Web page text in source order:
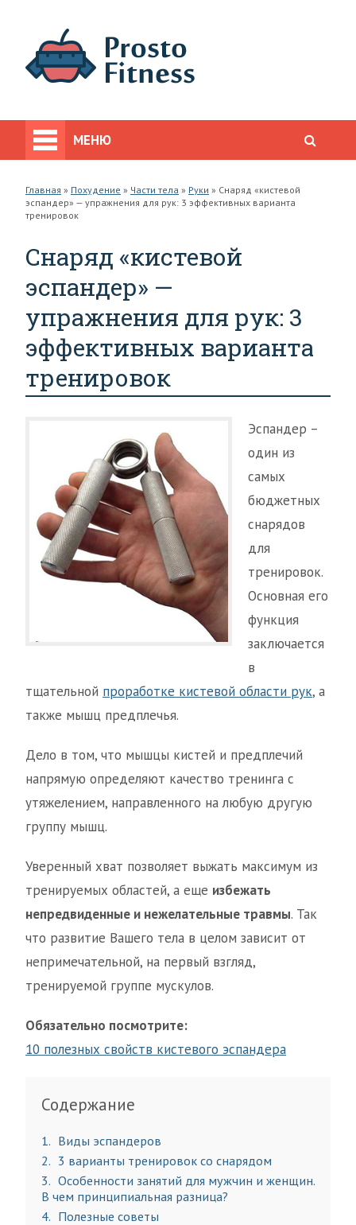
МЕНЮ
Главная » Похудение » Части тела » Руки » Снаряд «кистевой
эспандер» — упражнения для рук: 3 эффективных варианта
тренировок
Снаряд «кистевой
эспандер» —
упражнения для рук: 3
эффективных варианта
тренировок
Эспандер –
один из
самых
бюджетных
снарядов
для
тренировок.
Основная его
функция
заключается
в
тщательной проработке кистевой области рук, а
также мышц предплечья.
Дело в том, что мышцы кистей и предплечий
напрямую определяют качество тренинга с
утяжелением, направленного на любую другую
группу мышц.
Уверенный хват позволяет выжать максимум из
тренируемых областей, а еще избежать
непредвиденные и нежелательные травмы. Так
что развитие Вашего тела в целом зависит от
непримечательной, на первый взгляд,
тренируемой группе мускулов.
Обязательно посмотрите:
10 полезных свойств кистевого эспандера
Содержание
1
Виды эспандеров
2
3 варианты тренировок со снарядом
3
Особенности занятий для мужчин и женщин.
В чем принципиальная разница?
4
Полезные советы